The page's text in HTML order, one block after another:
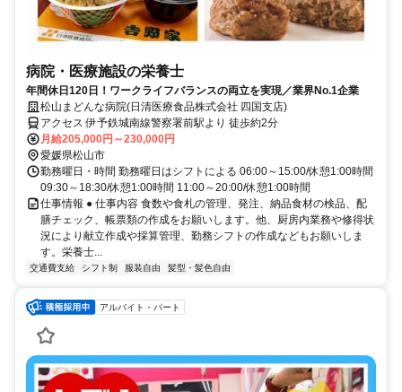
病院・医療施設の栄養士
年間休日120日！ワークライフバランスの両立を実現／業界No.1企業
松山まどんな病院(日清医療食品株式会社 四国支店)
アクセス 伊予鉄城南線警察署前駅より 徒歩約2分
月給205,000円～230,000円
愛媛県松山市
勤務曜日・時間 勤務曜日はシフトによる 06:00～15:00/休憩1:00時間
09:30～18:30/休憩1:00時間 11:00～20:00/休憩1:00時間
仕事情報 ● 仕事内容 食数や食札の管理、発注、納品食材の検品、配
膳チェック、帳票類の作成をお願いします。他、厨房内業務や修得状
況により献立作成や採算管理、勤務シフトの作成などもお願いしま
す。栄養士...
交通費支給 シフト制 服装自由 髪型・髪色自由
アルバイト・パート